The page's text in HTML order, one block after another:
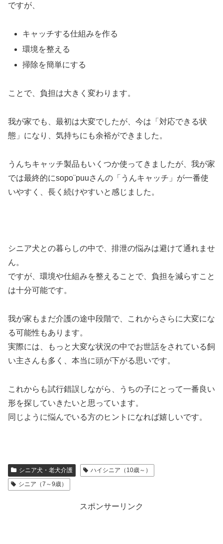
ですが、
キャッチする仕組みを作る
環境を整える
掃除を簡単にする
ことで、負担は大きく変わります。
我が家でも、最初は大変でしたが、今は「対応できる状
態」になり、気持ちにも余裕ができました。
うんちキャッチ製品もいくつか使ってきましたが、我が家
では最終的にsopo¨puuさんの「うんキャッチ」が一番使
いやすく、長く続けやすいと感じました。
シニア犬との暮らしの中で、排泄の悩みは避けて通れませ
ん。
ですが、環境や仕組みを整えることで、負担を減らすこと
は十分可能です。
我が家もまだ介護の途中段階で、これからさらに大変にな
る可能性もあります。
実際には、もっと大変な状況の中でお世話をされている飼
い主さんも多く、本当に頭が下がる思いです。
これからも試行錯誤しながら、うちの子にとって一番良い
形を探していきたいと思っています。
同じように悩んでいる方のヒントになれば嬉しいです。
シニア犬・老犬介護
ハイシニア（10歳～）
シニア（7～9歳）
スポンサーリンク